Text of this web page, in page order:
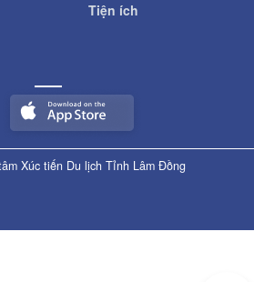
Tiện ích
Xúc tiến Du lịch Tỉnh Lâm Đồng